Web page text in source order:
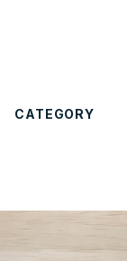
CATEGORY